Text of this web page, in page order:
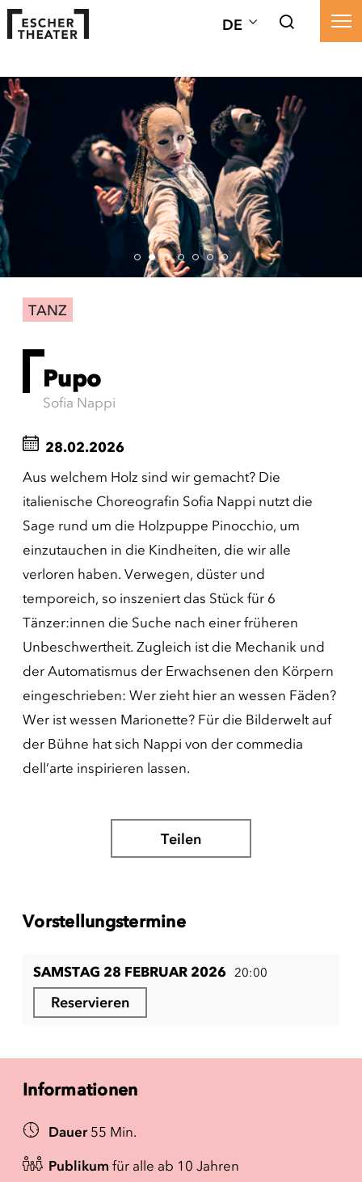
DE
TANZ
Pupo
Sofia Nappi
28.02.2026
Aus welchem Holz sind wir gemacht? Die
italienische Choreografin Sofia Nappi nutzt die
Sage rund um die Holzpuppe Pinocchio, um
einzutauchen in die Kindheiten, die wir alle
verloren haben. Verwegen, düster und
temporeich, so inszeniert das Stück für 6
Tänzer:innen die Suche nach einer früheren
Unbeschwertheit. Zugleich ist die Mechanik und
der Automatismus der Erwachsenen den Körpern
eingeschrieben: Wer zieht hier an wessen Fäden?
Wer ist wessen Marionette? Für die Bilderwelt auf
der Bühne hat sich Nappi von der commedia
dell’arte inspirieren lassen.
Teilen
Vorstellungstermine
SAMSTAG 28 FEBRUAR 2026 20:00
Reservieren
Informationen
Dauer 55 Min.
Publikum für alle ab 10 Jahren